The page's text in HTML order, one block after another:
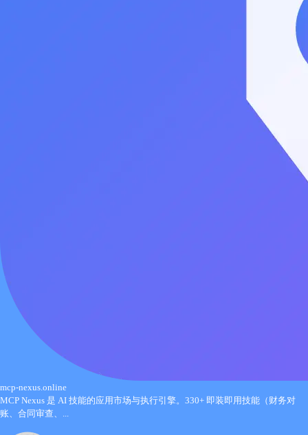
mcp-nexus.online
MCP Nexus 是 AI 技能的应用市场与执行引擎。330+ 即装即用技能（财务对
账、合同审查、...